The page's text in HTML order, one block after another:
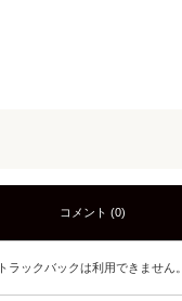
コメント (0)
トラックバックは利用できません。